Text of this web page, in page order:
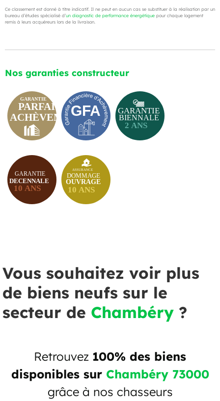
Ce classement est donné à titre indicatif. Il ne peut en aucun cas se substituer à la réalisation par un
bureau d’études spécialisé d’un diagnostic de performance énergétique pour chaque logement
remis à leurs acquéreurs lors de la livraison.
Nos garanties constructeur
Vous souhaitez voir plus
de biens neufs sur le
secteur de Chambéry ?
Retrouvez 100% des biens
disponibles sur Chambéry 73000
grâce à nos chasseurs